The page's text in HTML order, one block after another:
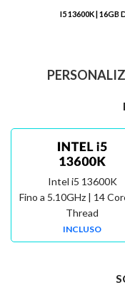
I5 13600K | 16GB
Intel i5 13600K
Fino a 5.10GHz | 14
Thread
INCLUSO